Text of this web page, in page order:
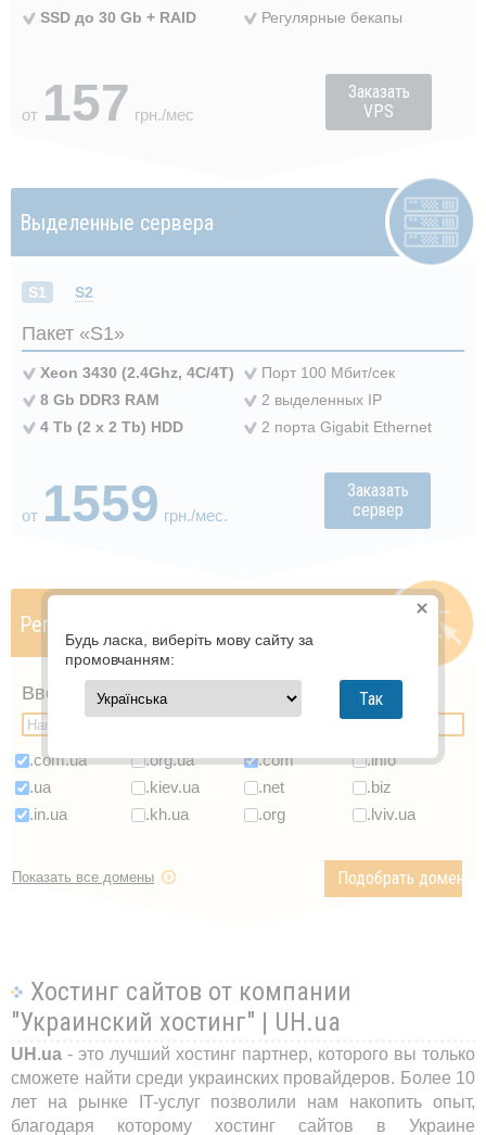
SSD до 30 Gb + RAID
Регулярные бекапы
от 157 грн./мес
Заказать
VPS
Выделенные сервера
S1 S2
Пакет «S1»
Xeon 3430 (2.4Ghz, 4C/4T)
8 Gb DDR3 RAM
4 Tb (2 x 2 Tb) HDD
Порт 100 Мбит/сек
2 выделенных IP
2 порта Gigabit Ethernet
от 1559 грн./мес.
Заказать
сервер
Регистрация
Введите имя домена
.com.ua
.ua
.in.ua
.org.ua
.kiev.ua
.kh.ua
.com
.net
.org
.info
.biz
.lviv.ua
Показать все домены
Хостинг сайтов от компании
"Украинский хостинг" | UH.ua
UH.ua - это лучший хостинг партнер, которого вы только
сможете найти среди украинских провайдеров. Более 10
лет на рынке IT-услуг позволили нам накопить опыт,
благодаря которому хостинг сайтов в Украине
Будь ласка, виберіть мову сайту за
промовчанням:
Так